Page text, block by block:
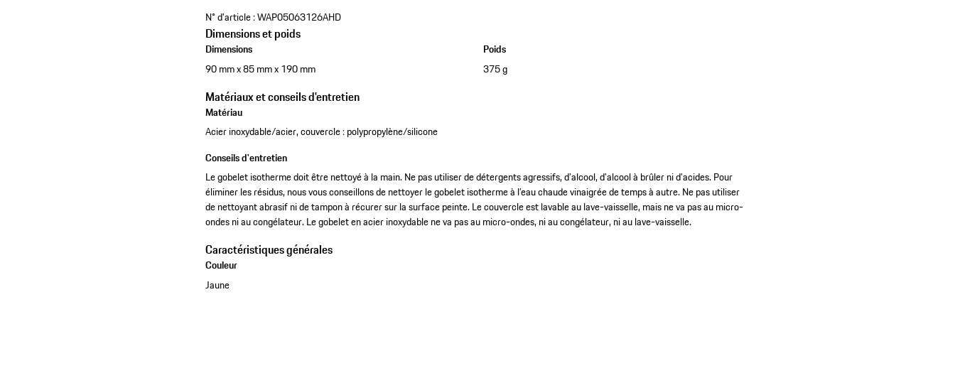
N° d'article :WAP05063126AHD
Dimensions et poids
Dimensions
90 mm x 85 mm x 190 mm
Poids
375 g
Matériaux et conseils d'entretien
Matériau
Acier inoxydable/acier, couvercle : polypropylène/silicone
Conseils d'entretien
Le gobelet isotherme doit être nettoyé à la main. Ne pas utiliser de détergents agressifs, d’alcool, d’alcool à brûler ni d’acides. Pour
éliminer les résidus, nous vous conseillons de nettoyer le gobelet isotherme à l’eau chaude vinaigrée de temps à autre. Ne pas utiliser
de nettoyant abrasif ni de tampon à récurer sur la surface peinte. Le couvercle est lavable au lave-vaisselle, mais ne va pas au micro-
ondes ni au congélateur. Le gobelet en acier inoxydable ne va pas au micro-ondes, ni au congélateur, ni au lave-vaisselle.
Caractéristiques générales
Couleur
Jaune